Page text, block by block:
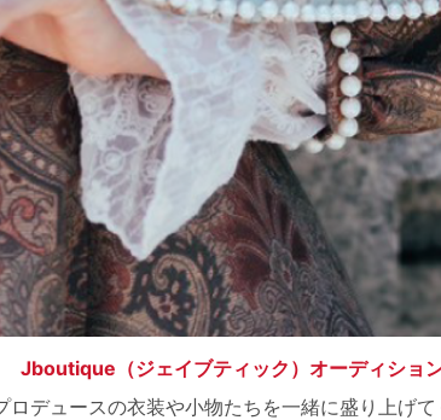
Jboutique（ジェイブティック）オーディショ
デュースの衣装や小物たちを一緒に盛り上げて